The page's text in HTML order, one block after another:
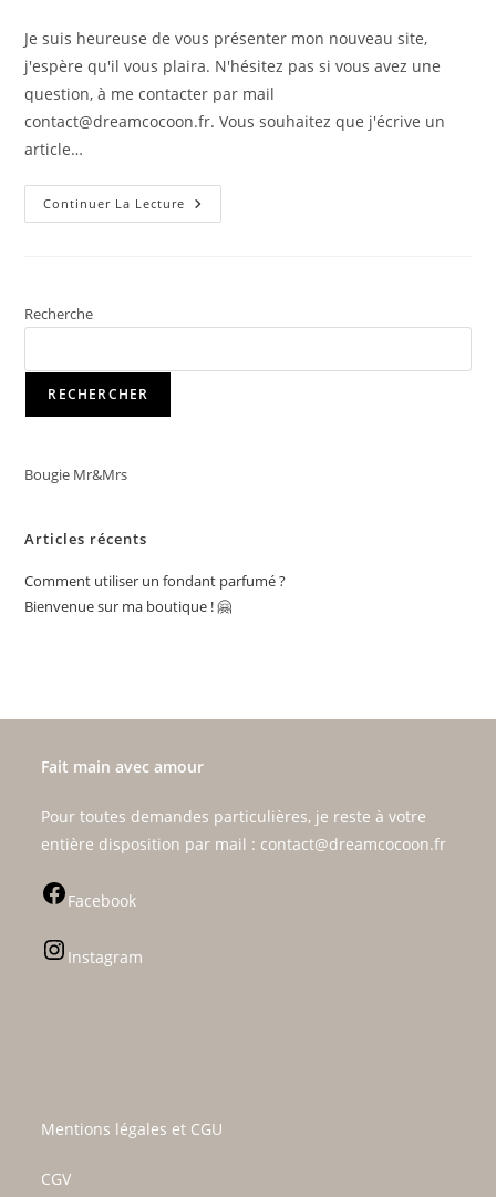
la
publication :
Je suis heureuse de vous présenter mon nouveau site,
j'espère qu'il vous plaira. N'hésitez pas si vous avez une
question, à me contacter par mail
contact@dreamcocoon.fr. Vous souhaitez que j'écrive un
article…
Continuer La Lecture Bienvenue
Sur
Recherche
RECHERCHER
Bougie Mr&Mrs
Articles récents
Comment utiliser un fondant parfumé ?
Bienvenue sur ma boutique ! 🤗
Fait main avec amour
Pour toutes demandes particulières, je reste à votre
entière disposition par mail : contact@dreamcocoon.fr
Facebook
Instagram
Mentions légales et CGU
CGV